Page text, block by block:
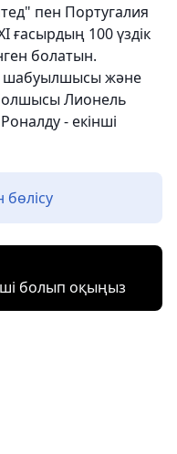
пен Португалия
100 үздік
болатын.
шабуылшысы және
Лионель
- екінші
болып оқыңыз